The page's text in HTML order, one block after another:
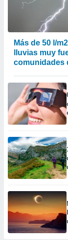
Más de 50 l/
lluvias muy
comunidades